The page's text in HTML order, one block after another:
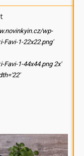
wp-
1-22x22.png'
1-44x44.png 2x'